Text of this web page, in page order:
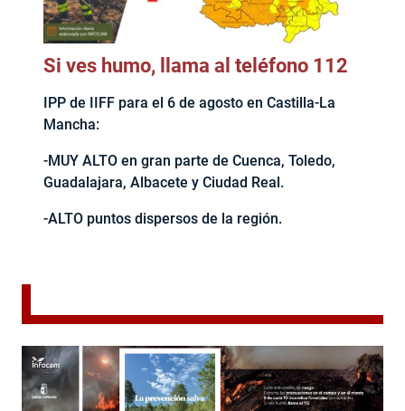
Si ves humo, llama al teléfono 112
IPP de IIFF para el 6 de agosto en Castilla-La
Mancha:
-MUY ALTO en gran parte de Cuenca, Toledo,
Guadalajara, Albacete y Ciudad Real.
-ALTO puntos dispersos de la región.